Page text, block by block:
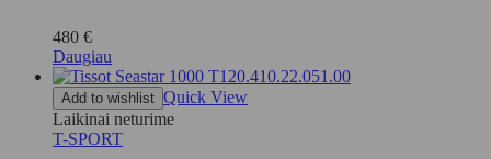
480 €
Daugiau
Add to wishlist Quick View
Laikinai neturime
T-SPORT